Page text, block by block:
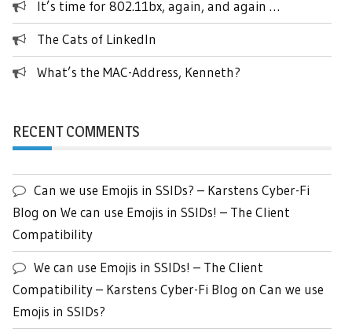
It’s time for 802.11bx, again, and again …
The Cats of LinkedIn
What’s the MAC-Address, Kenneth?
RECENT COMMENTS
Can we use Emojis in SSIDs? – Karstens Cyber-Fi
Blog on We can use Emojis in SSIDs! – The Client
Compatibility
We can use Emojis in SSIDs! – The Client
Compatibility – Karstens Cyber-Fi Blog on Can we use
Emojis in SSIDs?